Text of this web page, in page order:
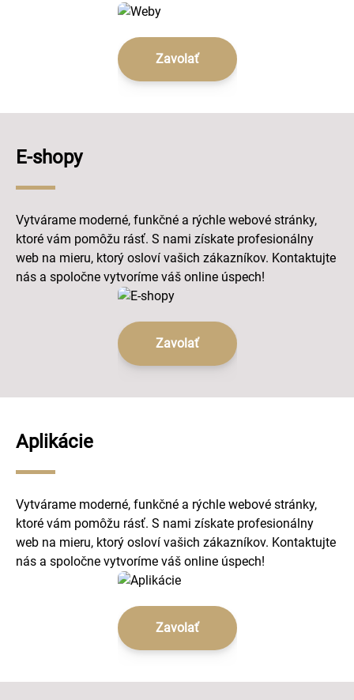
Zavolať
Zavolať
E-shopy
Vytvárame moderné, funkčné a rýchle webové stránky,
ktoré vám pomôžu rásť. S nami získate profesionálny
web na mieru, ktorý osloví vašich zákazníkov. Kontaktujte
nás a spoločne vytvoríme váš online úspech!
Zavolať
Aplikácie
Vytvárame moderné, funkčné a rýchle webové stránky,
ktoré vám pomôžu rásť. S nami získate profesionálny
web na mieru, ktorý osloví vašich zákazníkov. Kontaktujte
nás a spoločne vytvoríme váš online úspech!